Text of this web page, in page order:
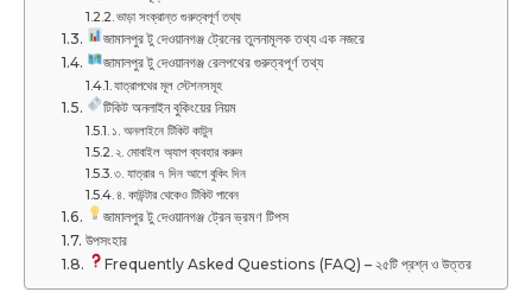
ভাড়া সংক্রান্ত গুরুত্বপূর্ণ তথ্য
জামালপুর টু দেওয়ানগঞ্জ ট্রেনের তুলনামূলক তথ্য এক নজরে
জামালপুর টু দেওয়ানগঞ্জ রেলপথের গুরুত্বপূর্ণ তথ্য
যাত্রাপথের মূল স্টেশনসমূহ
টিকিট অনলাইন বুকিংয়ের নিয়ম
১. অনলাইনে টিকিট কাটুন
২. মোবাইল অ্যাপ ব্যবহার করুন
৩. যাত্রার ৭ দিন আগে বুকিং দিন
৪. কাউন্টার থেকেও টিকিট পাবেন
জামালপুর টু দেওয়ানগঞ্জ ট্রেন ভ্রমণ টিপস
উপসংহার
Frequently Asked Questions (FAQ) – ২৫টি প্রশ্ন ও উত্তর